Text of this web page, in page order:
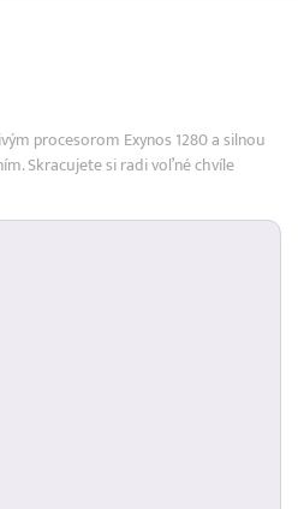
procesorom Exynos 1280 a silnou
Skracujete si radi voľné chvíle